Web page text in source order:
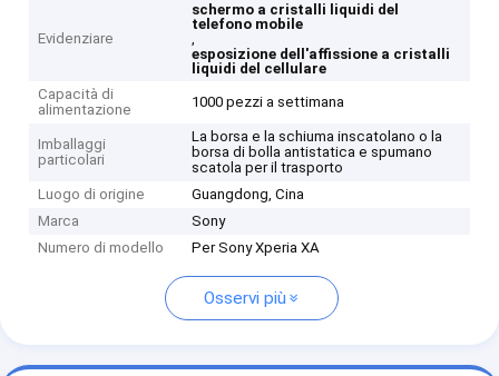
Evidenziare
schermo a cristalli liquidi del
telefono mobile
,
esposizione dell'affissione a cristalli
liquidi del cellulare
Capacità di
alimentazione
1000 pezzi a settimana
Imballaggi
particolari
La borsa e la schiuma inscatolano o la
borsa di bolla antistatica e spumano
scatola per il trasporto
Luogo di origine
Guangdong, Cina
Marca
Sony
Numero di modello
Per Sony Xperia XA
Osservi più